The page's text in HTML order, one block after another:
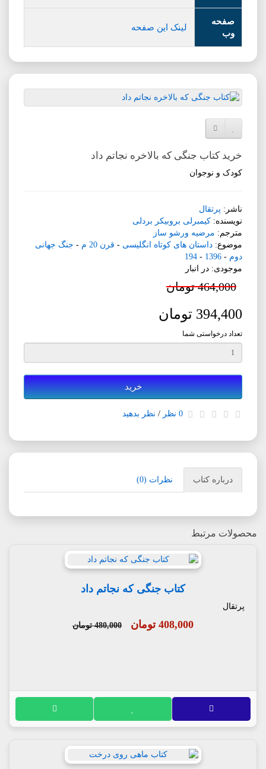
صفحه
وب
لینک این صفحه
افزودن به لیست دلخواه
خرید کتاب جنگی که بالاخره نجاتم داد
کودک و نوجوان
ناشر: پرتقال
نویسنده: کیمبرلی بروبیکر بردلی
مترجم: مرضیه ورشو ساز
موضوع: داستان های کوتاه انگلیسی - قرن 20 م - جنگ جهانی
دوم -
1396
-
194
موجودی: در انبار
464,000 تومان
394,400 تومان
تعداد درخواستی شما
خرید
0 نظر / نظر بدهید
درباره کتاب نظرات (0)
محصولات مرتبط
کتاب جنگی که نجاتم داد
پرتقال
408,000 تومان 480,000 تومان